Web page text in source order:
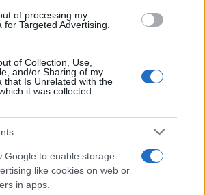
of processing my
for Targeted Advertising.
of Collection, Use,
and/or Sharing of my
that Is Unrelated with the
it was collected.
Google to enable storage
like cookies on web or
in apps.
1–10 giorni.
1–7 giorni.
PRH locale; 1–7 giorni.
+ notifica; 1–10 giorni.
GEMI; 1–10 giorni.
comerțului; 3–5 giorni.
mercantile; 2–7 giorni.